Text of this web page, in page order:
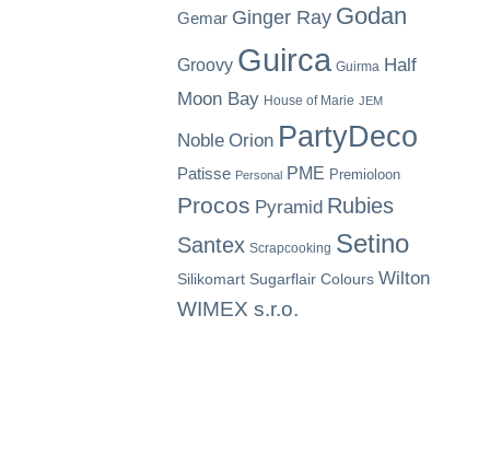
Gemar Ginger Ray Godan
Groovy Guirca Guirma Half
Moon Bay House of Marie JEM
Noble Orion PartyDeco
Patisse Personal PME Premioloon
Procos Pyramid Rubies
Santex Scrapcooking Setino
Silikomart Sugarflair Colours Wilton
WIMEX s.r.o.